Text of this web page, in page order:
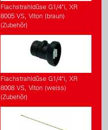
Flachstrahldüse G1/4"i, XR
8005 VS, Viton (braun)
(Zubehör)
Flachstrahldüse G1/4"i, XR
8008 VS, Viton (weiss)
(Zubehör)